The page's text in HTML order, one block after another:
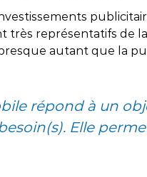
très représentatifs de
autant que la
répond à un
Elle